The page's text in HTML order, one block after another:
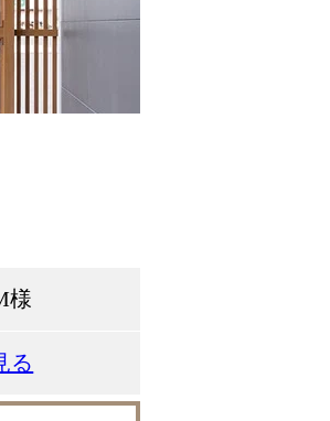
様
る